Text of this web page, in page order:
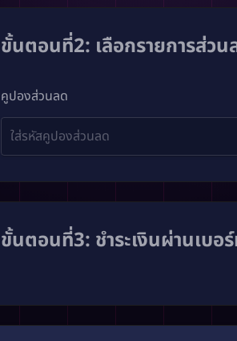
ขั้นตอนที่2: เลือกรายการส่วน
คูปองส่วนลด
ขั้นตอนที่3: ชำระเงินผ่านเบ